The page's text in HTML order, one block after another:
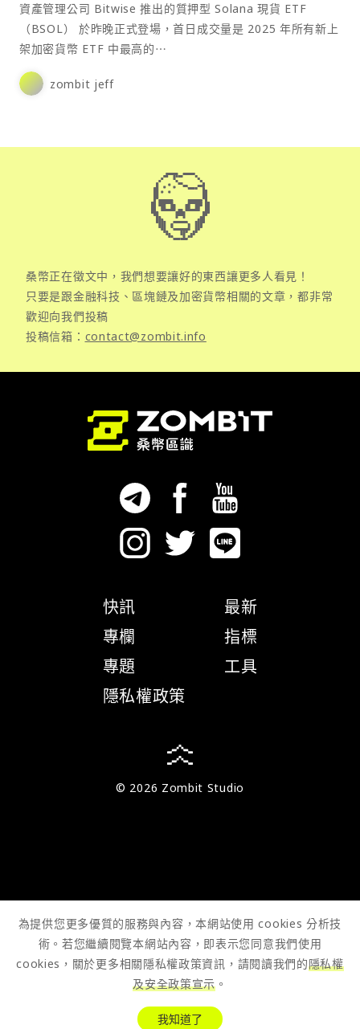
資產管理公司 Bitwise 推出的質押型 Solana 現貨 ETF
（BSOL） 於昨晚正式登場，首日成交量是 2025 年所有新上
架加密貨幣 ETF 中最高的⋯
zombit jeff
桑幣正在徵文中，我們想要讓好的東西讓更多人看見！
只要是跟金融科技、區塊鏈及加密貨幣相關的文章，都非常
歡迎向我們投稿
投稿信箱： contact@zombit.info
快訊
專欄
專題
隱私權政策
最新
指標
工具
© 2026 Zombit Studio
為提供您更多優質的服務與內容，本網站使用 cookies 分析技
術。若您繼續閱覽本網站內容，即表示您同意我們使用
cookies，關於更多相關隱私權政策資訊，請閱讀我們的隱私權
及安全政策宣示 。
我知道了